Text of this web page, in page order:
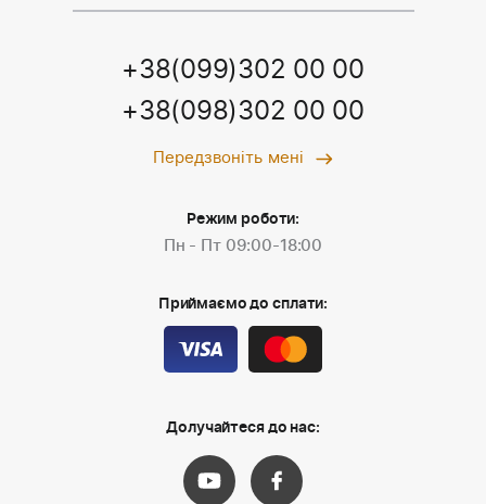
+38(099)302 00 00
+38(098)302 00 00
Передзвоніть мені
Режим роботи:
Пн - Пт 09:00-18:00
Приймаємо до сплати:
Долучайтеся до нас: